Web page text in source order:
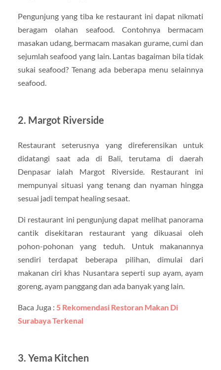
Pengunjung yang tiba ke restaurant ini dapat nikmati
beragam olahan seafood. Contohnya bermacam
masakan udang, bermacam masakan gurame, cumi dan
sejumlah seafood yang lain. Lantas bagaiman bila tidak
sukai seafood? Tenang ada beberapa menu selainnya
seafood.
2. Margot Riverside
Restaurant seterusnya yang direferensikan untuk
didatangi saat ada di Bali, terutama di daerah
Denpasar ialah Margot Riverside. Restaurant ini
mempunyai situasi yang tenang dan nyaman hingga
sesuai jadi tempat healing sesaat.
Di restaurant ini pengunjung dapat melihat panorama
cantik disekitaran restaurant yang dikuasai oleh
pohon-pohonan yang teduh. Untuk makanannya
sendiri terdapat beberapa pilihan, dimulai dari
makanan ciri khas Nusantara seperti sup ayam, ayam
goreng, ayam panggang dan ada banyak yang lain.
Baca Juga : 5 Rekomendasi Restoran Makan Di
Surabaya Terkenal
3. Yema Kitchen